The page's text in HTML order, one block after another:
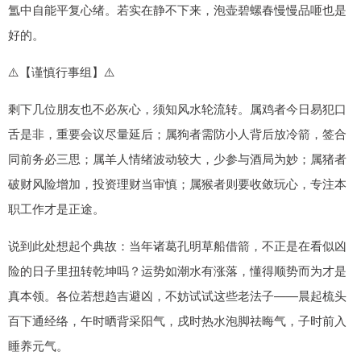
氲中自能平复心绪。若实在静不下来，泡壶碧螺春慢慢品咂也是
好的。
⚠️【谨慎行事组】⚠️
剩下几位朋友也不必灰心，须知风水轮流转。属鸡者今日易犯口
舌是非，重要会议尽量延后；属狗者需防小人背后放冷箭，签合
同前务必三思；属羊人情绪波动较大，少参与酒局为妙；属猪者
破财风险增加，投资理财当审慎；属猴者则要收敛玩心，专注本
职工作才是正途。
说到此处想起个典故：当年诸葛孔明草船借箭，不正是在看似凶
险的日子里扭转乾坤吗？运势如潮水有涨落，懂得顺势而为才是
真本领。各位若想趋吉避凶，不妨试试这些老法子——晨起梳头
百下通经络，午时晒背采阳气，戌时热水泡脚祛晦气，子时前入
睡养元气。